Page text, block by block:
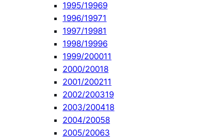
1995/19969
1996/19971
1997/19981
1998/19996
1999/200011
2000/20018
2001/200211
2002/200319
2003/200418
2004/20058
2005/20063